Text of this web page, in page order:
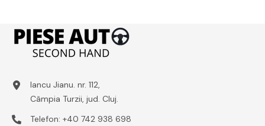
Iancu Jianu. nr. 112,
Câmpia Turzii, jud. Cluj.
Telefon: +40 742 938 698